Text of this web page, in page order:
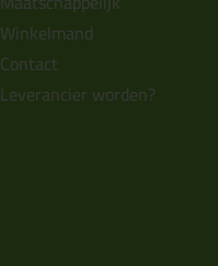
Winkelmand
Contact
Leverancier worden?